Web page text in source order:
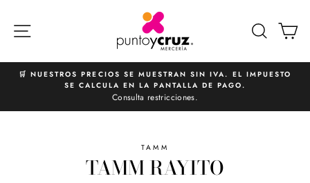
directamente
diapositivas
🛒 NUESTROS PRECIOS SE MUESTRAN SIN IVA. EL IMPUESTO
SE CALCULA EN LA PANTALLA DE PAGO.
Consulta restricciones.
TAMM
TAMM RAYITO